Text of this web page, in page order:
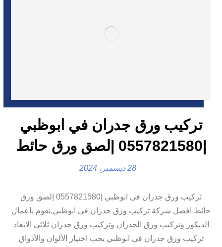
تركيب ورق جدران في ابوظبي
|0557821580 |لصق ورق حائط
28 ديسمبر، 2024
تركيب ورق جدران في ابوظبي |0557821580 |لصق ورق
حائط افضل شركة تركيب ورق جدران في ابوظبي,نقوم باعمال
الديكور وتركيب ورق الجدران وتركيب ورق جدران ثلاثي الابعاد
تركيب ورق جدران في ابوظبي يجب اختيار الألوان والأذواق